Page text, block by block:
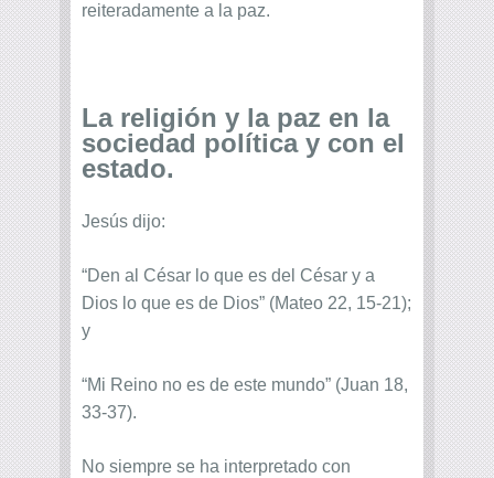
reiteradamente a la paz.
La religión y la paz en la
sociedad política y con el
estado.
Jesús dijo:
“Den al César lo que es del César y a
Dios lo que es de Dios” (Mateo 22, 15-21);
y
“Mi Reino no es de este mundo” (Juan 18,
33-37).
No siempre se ha interpretado con